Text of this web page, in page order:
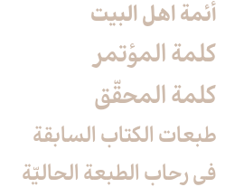
أئمة اهل البیت
كلمة المؤتمر
كلمة المحقّق
طبعات الكتاب السابقة
في رحاب الطبعة الحاليّة